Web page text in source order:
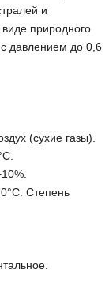
и
виде природного
с давлением до 0,6
(сухие газы).
Степень